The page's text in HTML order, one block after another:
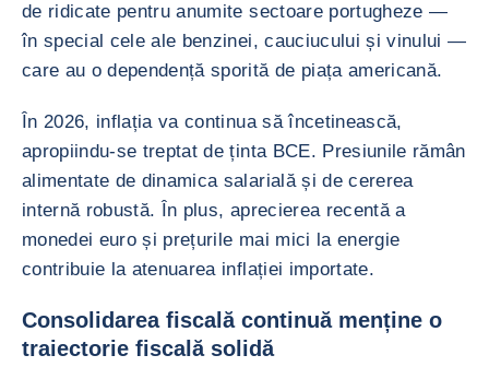
de ridicate pentru anumite sectoare portugheze —
în special cele ale benzinei, cauciucului și vinului —
care au o dependență sporită de piața americană.
În 2026, inflația va continua să încetinească,
apropiindu-se treptat de ținta BCE. Presiunile rămân
alimentate de dinamica salarială și de cererea
internă robustă. În plus, aprecierea recentă a
monedei euro și prețurile mai mici la energie
contribuie la atenuarea inflației importate.
Consolidarea fiscală continuă menține o
traiectorie fiscală solidă